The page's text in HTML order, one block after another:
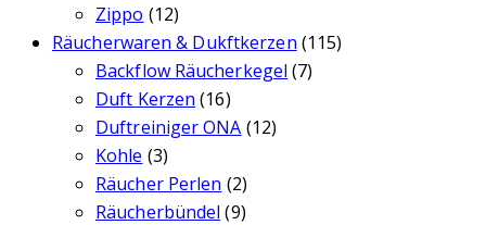
Zippo (12)
Räucherwaren & Dukftkerzen (115)
Backflow Räucherkegel (7)
Duft Kerzen (16)
Duftreiniger ONA (12)
Kohle (3)
Räucher Perlen (2)
Räucherbündel (9)